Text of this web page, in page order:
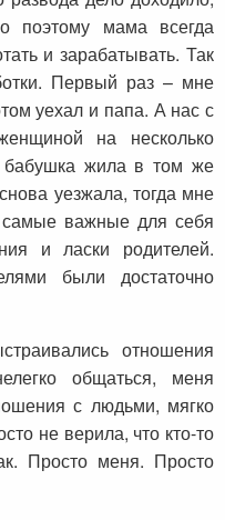
поэтому мама всегда
и зарабатывать. Так
Первый раз – мне
уехал и папа. А нас с
на несколько
бабушка жила в том же
уезжала, тогда мне
важные для себя
и ласки родителей.
были достаточно
отношения
общаться, меня
с людьми, мягко
не верила, что кто-то
Просто меня. Просто